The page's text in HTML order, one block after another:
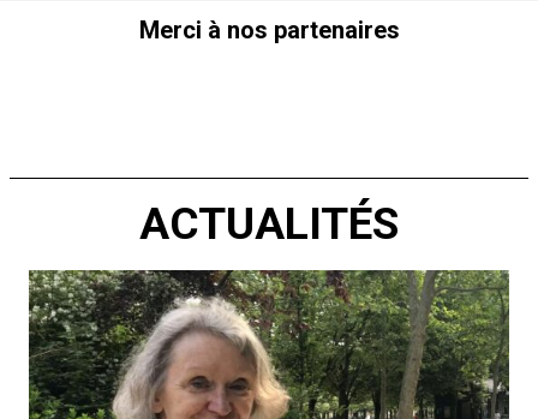
Merci à nos partenaires
ACTUALITÉS